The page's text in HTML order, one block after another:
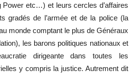
Power etc…) et leurs cercles d’affaires
gradés de l’armée et de la police (la
monde comptant le plus de Généraux
les barons politiques nationaux et
dirigeante dans toutes les
y compris la justice. Autrement dit